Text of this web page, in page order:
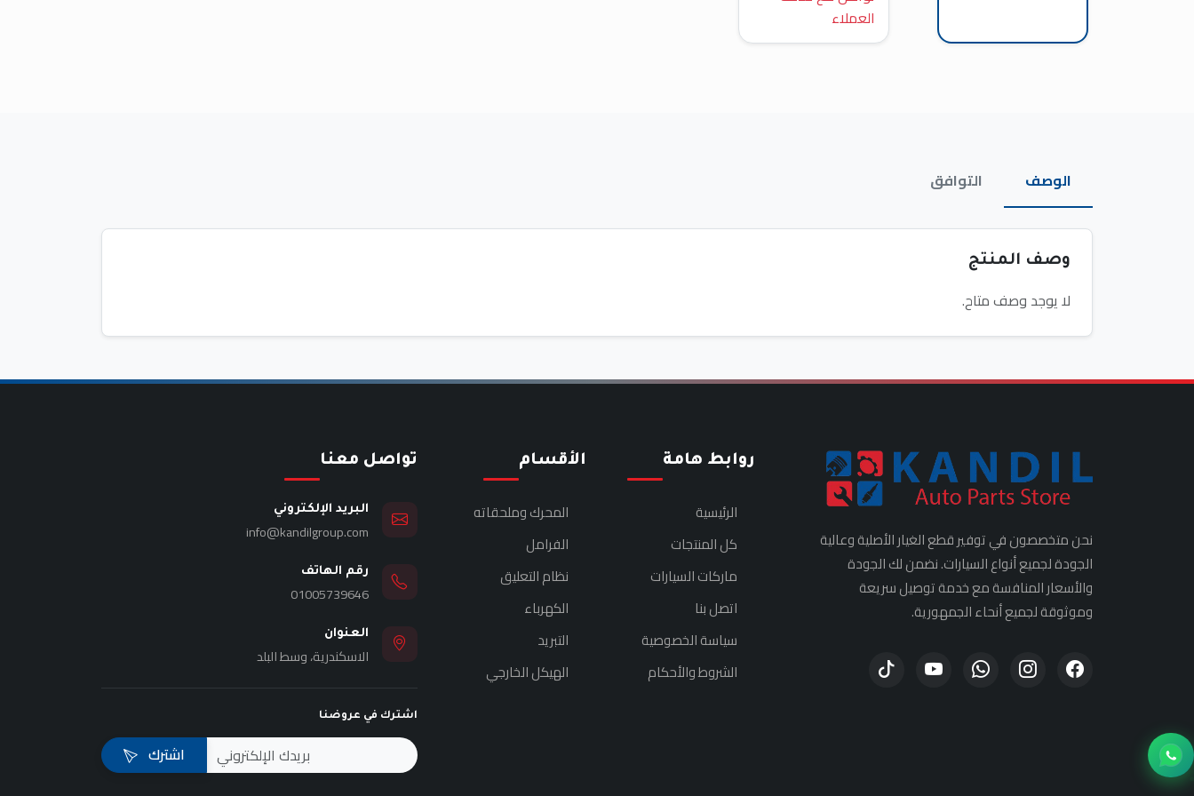
العملاء
الوصف التوافق
وصف المنتج
لا يوجد وصف متاح.
نحن متخصصون في توفير قطع الغيار الأصلية وعالية
الجودة لجميع أنواع السيارات. نضمن لك الجودة
والأسعار المنافسة مع خدمة توصيل سريعة
وموثوقة لجميع أنحاء الجمهورية.
روابط هامة
الرئيسية
كل المنتجات
ماركات السيارات
اتصل بنا
سياسة الخصوصية
الشروط والأحكام
الأقسام
المحرك وملحقاته
الفرامل
نظام التعليق
الكهرباء
التبريد
الهيكل الخارجي
تواصل معنا
البريد الإلكتروني
info@kandilgroup.com
رقم الهاتف
01005739646
العنوان
الاسكندرية، وسط البلد
اشترك في عروضنا
اشترك